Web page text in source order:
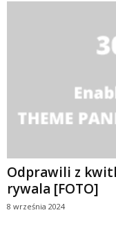
Odprawili z
rywala [FOTO]
8 września 2024